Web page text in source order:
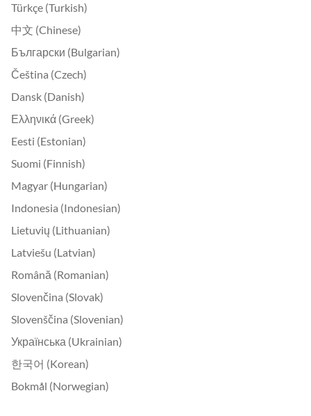
Türkçe (Turkish)
中文 (Chinese)
Български (Bulgarian)
Čeština (Czech)
Dansk (Danish)
Ελληνικά (Greek)
Eesti (Estonian)
Suomi (Finnish)
Magyar (Hungarian)
Indonesia (Indonesian)
Lietuvių (Lithuanian)
Latviešu (Latvian)
Română (Romanian)
Slovenčina (Slovak)
Slovenščina (Slovenian)
Українська (Ukrainian)
한국어 (Korean)
Bokmål (Norwegian)